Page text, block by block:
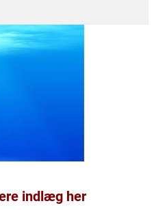
indlæg her